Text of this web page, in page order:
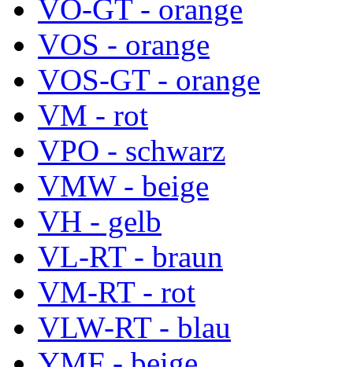
VO-GT - orange
VOS - orange
VOS-GT - orange
VM - rot
VPO - schwarz
VMW - beige
VH - gelb
VL-RT - braun
VM-RT - rot
VLW-RT - blau